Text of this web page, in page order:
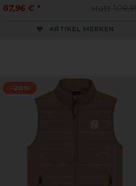
statt
87,96 € *
ARTIKEL MERKEN
-20%